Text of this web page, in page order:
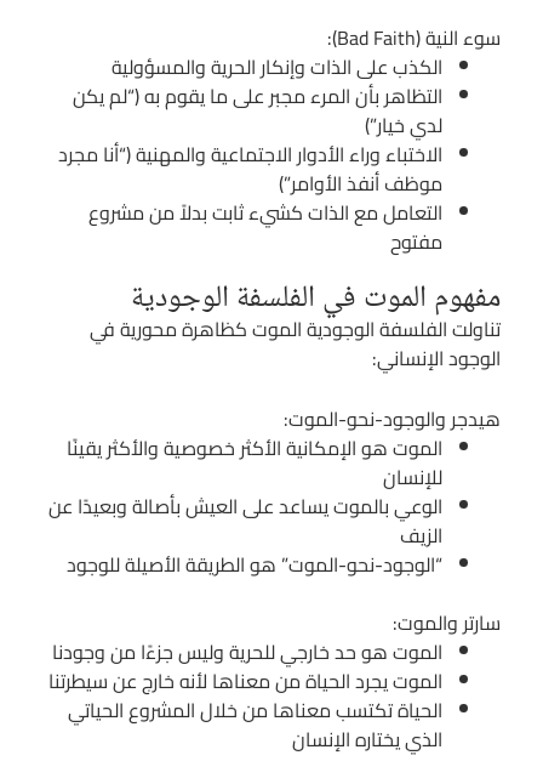
سوء النية (Bad Faith):
الكذب على الذات وإنكار الحرية والمسؤولية
التظاهر بأن المرء مجبر على ما يقوم به (“لم يكن
لدي خيار”)
الاختباء وراء الأدوار الاجتماعية والمهنية (“أنا مجرد
موظف أنفذ الأوامر”)
التعامل مع الذات كشيء ثابت بدلاً من مشروع
مفتوح
مفهوم الموت في الفلسفة الوجودية
تناولت الفلسفة الوجودية الموت كظاهرة محورية في
الوجود الإنساني:
هيدجر والوجود-نحو-الموت:
الموت هو الإمكانية الأكثر خصوصية والأكثر يقينًا
للإنسان
الوعي بالموت يساعد على العيش بأصالة وبعيدًا عن
الزيف
“الوجود-نحو-الموت” هو الطريقة الأصيلة للوجود
سارتر والموت:
الموت هو حد خارجي للحرية وليس جزءًا من وجودنا
الموت يجرد الحياة من معناها لأنه خارج عن سيطرتنا
الحياة تكتسب معناها من خلال المشروع الحياتي
الذي يختاره الإنسان